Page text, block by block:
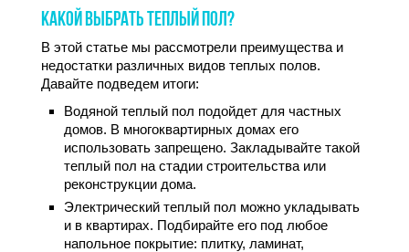
КАКОЙ ВЫБРАТЬ ТЕПЛЫЙ ПОЛ?
В этой статье мы рассмотрели преимущества и
недостатки различных видов теплых полов.
Давайте подведем итоги:
Водяной теплый пол подойдет для частных
домов. В многоквартирных домах его
использовать запрещено. Закладывайте такой
теплый пол на стадии строительства или
реконструкции дома.
Электрический теплый пол можно укладывать
и в квартирах. Подбирайте его под любое
напольное покрытие: плитку, ламинат,